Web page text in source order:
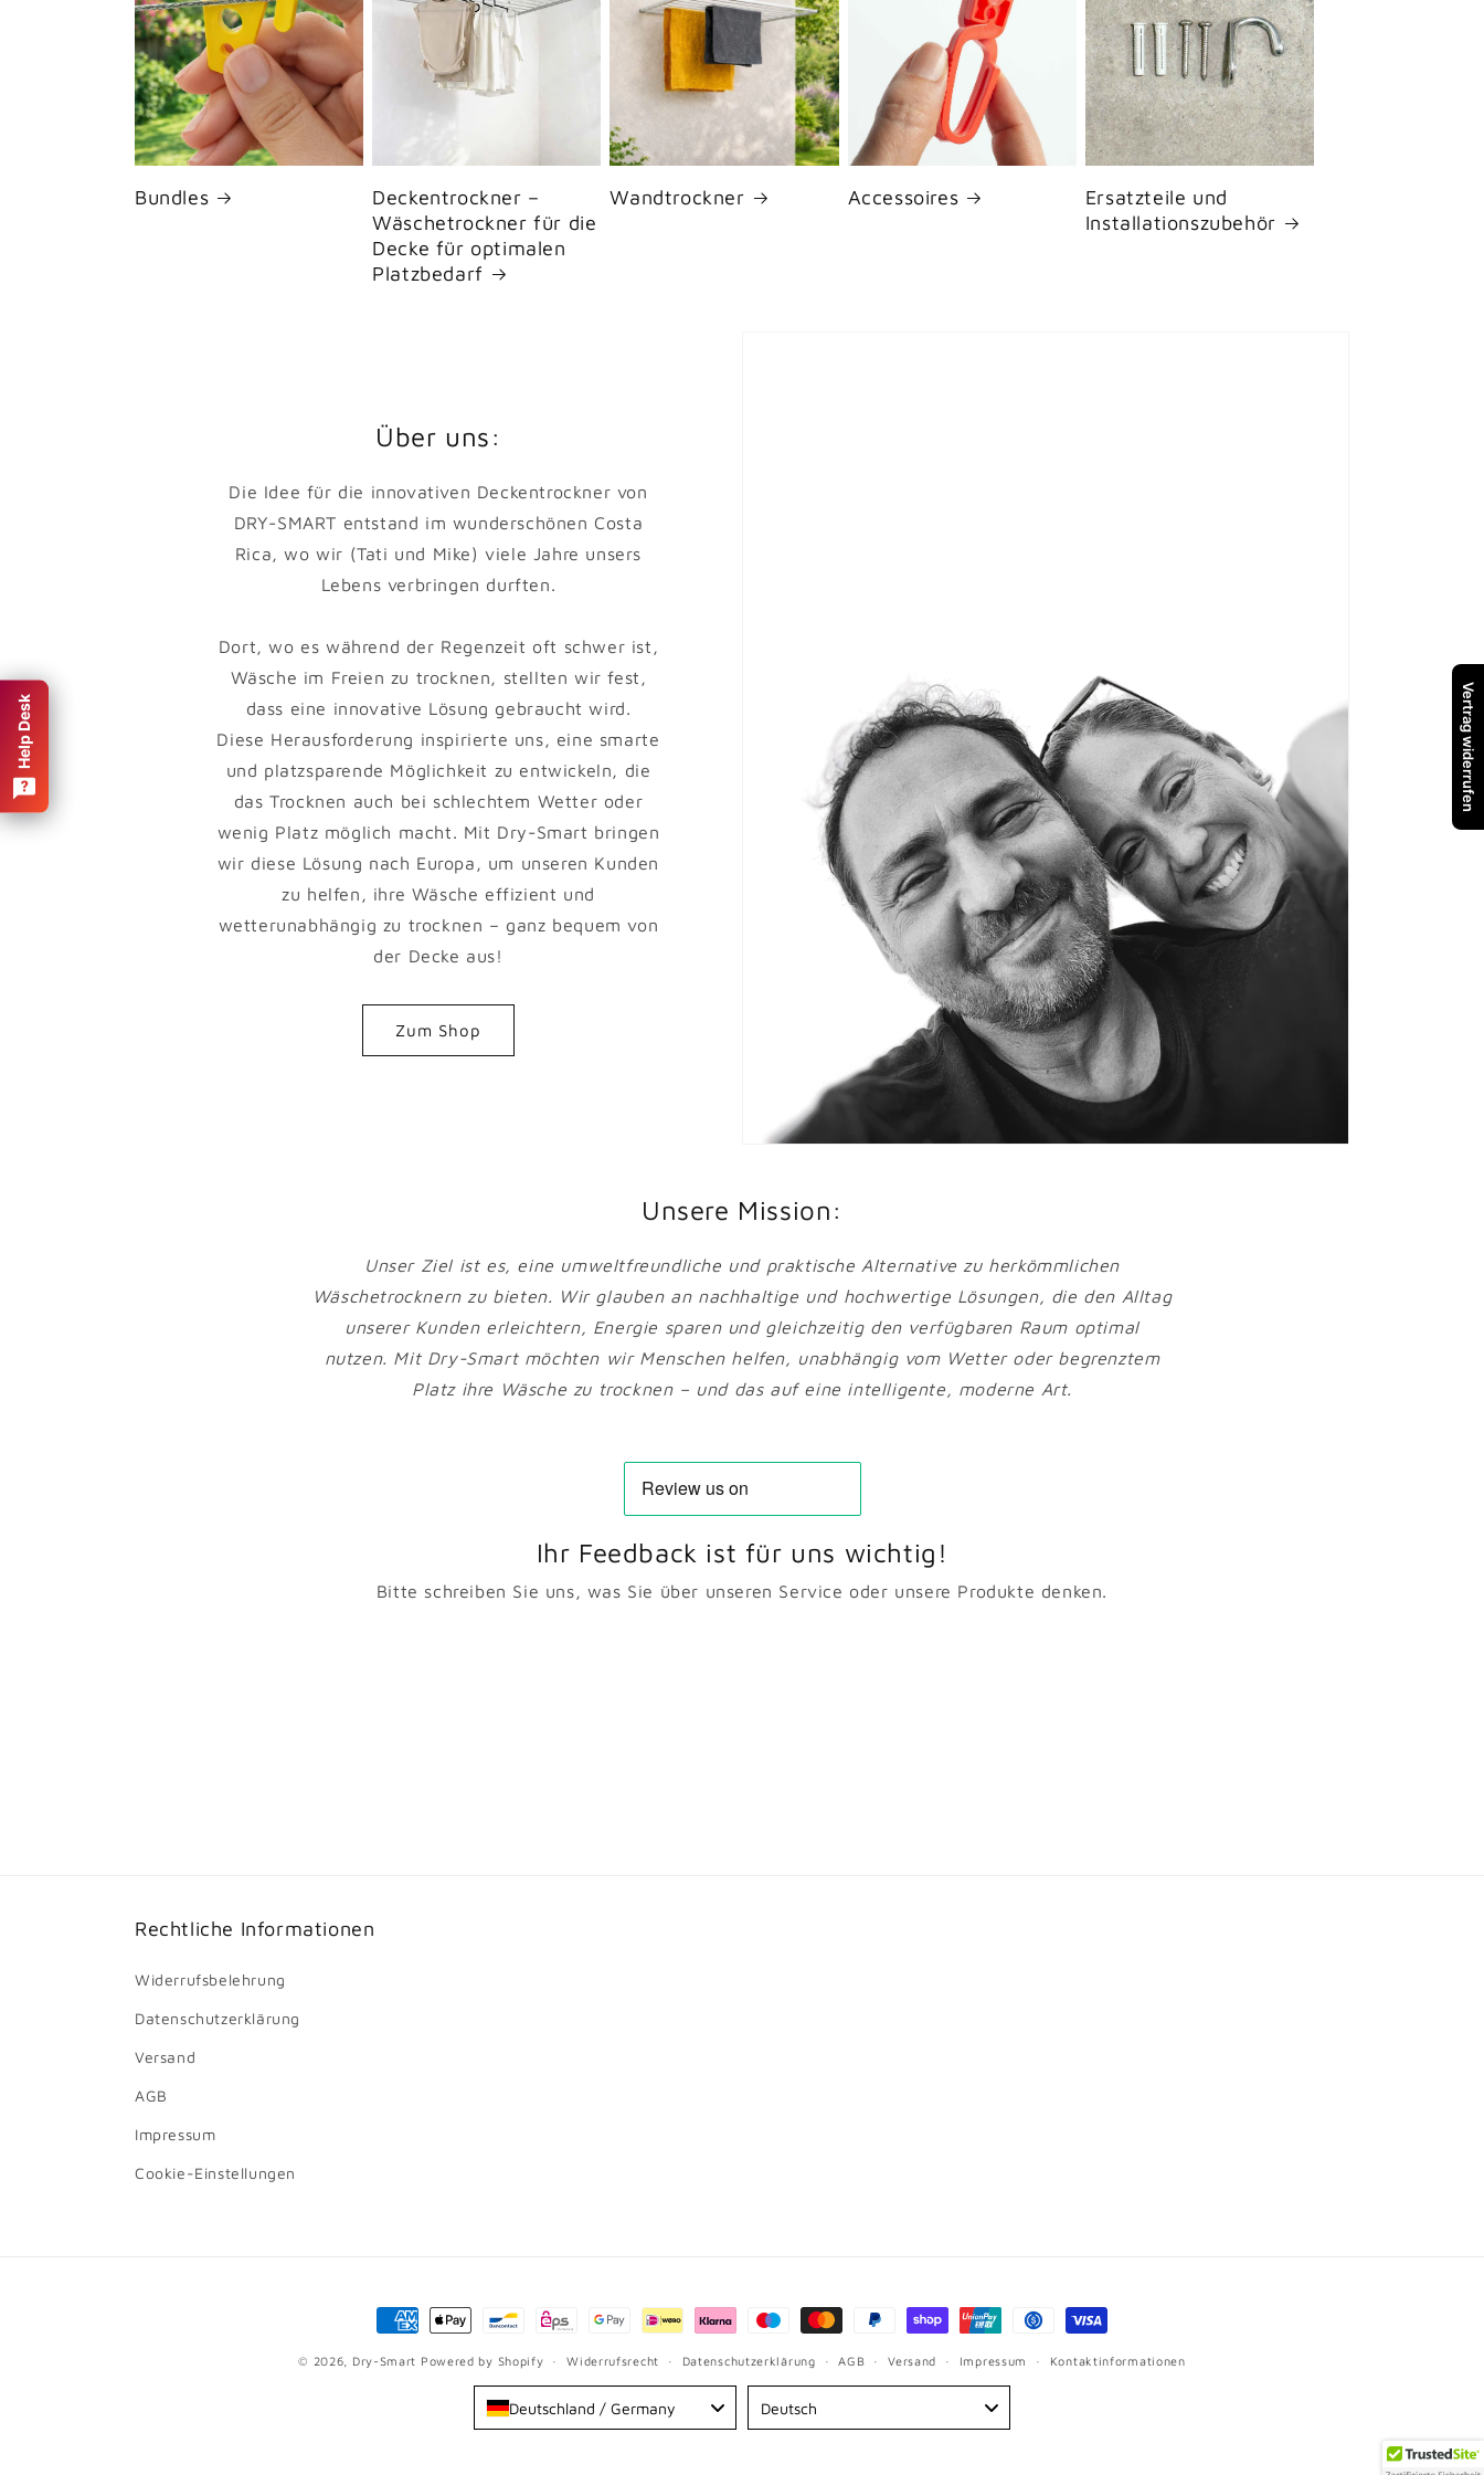
Bundles
Deckentrockner –
Wäschetrockner für die
Decke für optimalen
Platzbedarf
Wandtrockner Accessoires
Ersatzteile und
Installationszubehör
Über uns:
Die Idee für die innovativen Deckentrockner von
DRY-SMART entstand im wunderschönen Costa
Rica, wo wir (Tati und Mike) viele Jahre unsers
Lebens verbringen durften.
Dort, wo es während der Regenzeit oft schwer ist,
Wäsche im Freien zu trocknen, stellten wir fest,
dass eine innovative Lösung gebraucht wird.
Diese Herausforderung inspirierte uns, eine smarte
und platzsparende Möglichkeit zu entwickeln, die
das Trocknen auch bei schlechtem Wetter oder
wenig Platz möglich macht. Mit Dry-Smart bringen
wir diese Lösung nach Europa, um unseren Kunden
zu helfen, ihre Wäsche effizient und
wetterunabhängig zu trocknen – ganz bequem von
der Decke aus!
Zum Shop
Unsere Mission:
Unser Ziel ist es, eine umweltfreundliche und praktische Alternative zu herkömmlichen
Wäschetrocknern zu bieten. Wir glauben an nachhaltige und hochwertige Lösungen, die den Alltag
unserer Kunden erleichtern, Energie sparen und gleichzeitig den verfügbaren Raum optimal
nutzen. Mit Dry-Smart möchten wir Menschen helfen, unabhängig vom Wetter oder begrenztem
Platz ihre Wäsche zu trocknen – und das auf eine intelligente, moderne Art.
Ihr Feedback ist für uns wichtig!
Bitte schreiben Sie uns, was Sie über unseren Service oder unsere Produkte denken.
Rechtliche Informationen
Widerrufsbelehrung
Datenschutzerklärung
Versand
AGB
Impressum
Cookie-Einstellungen
Zahlungsmethoden
© 2026, Dry-Smart Powered by Shopify Widerrufsrecht Datenschutzerklärung AGB Versand Impressum Kontaktinformationen
Deutschland / Germany Deutsch
Help Desk Vertrag widerrufen